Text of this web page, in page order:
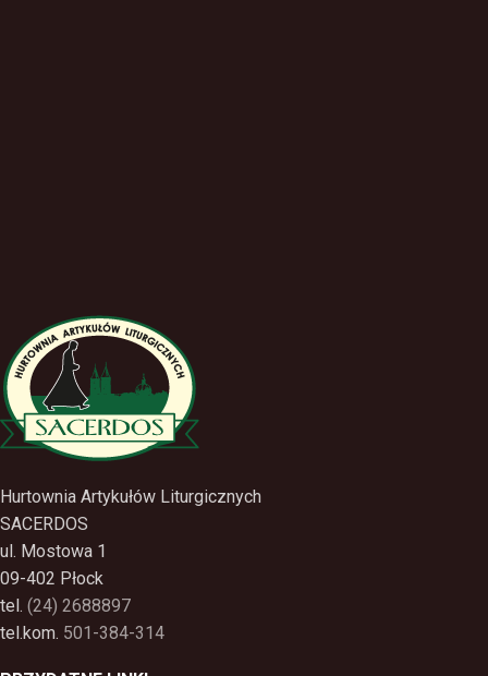
Hurtownia Artykułów Liturgicznych
SACERDOS
ul. Mostowa 1
09-402 Płock
tel. (24) 2688897
tel.kom. 501-384-314